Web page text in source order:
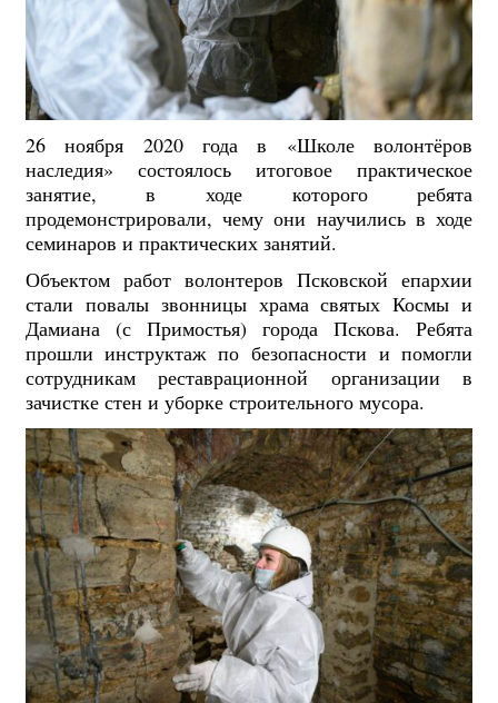
26 ноября 2020 года в «Школе волонтёров
наследия» состоялось итоговое практическое
занятие, в ходе которого ребята
продемонстрировали, чему они научились в ходе
семинаров и практических занятий.
Объектом работ волонтеров Псковской епархии
стали повалы звонницы храма святых Космы и
Дамиана (с Примостья) города Пскова. Ребята
прошли инструктаж по безопасности и помогли
сотрудникам реставрационной организации в
зачистке стен и уборке строительного мусора.